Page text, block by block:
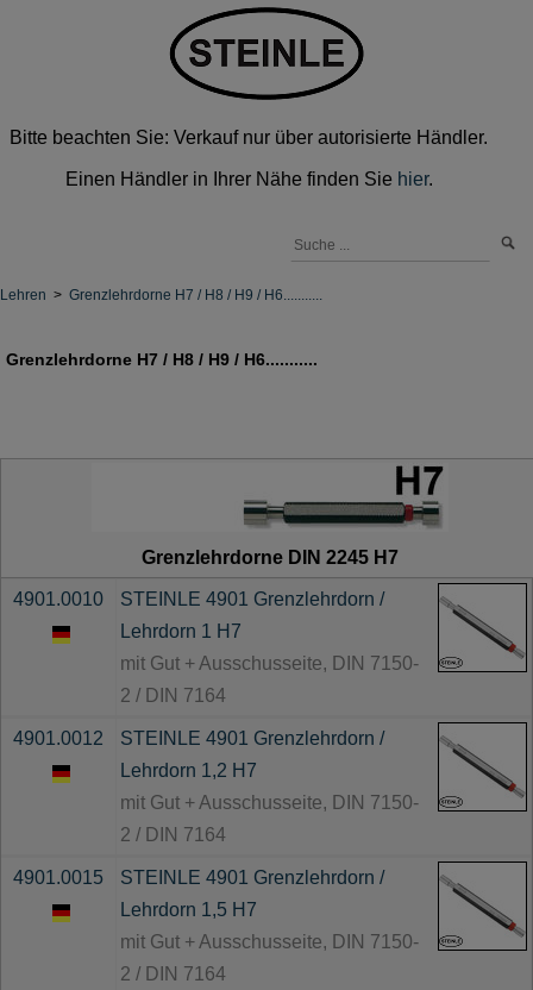
Bitte beachten Sie: Verkauf nur über autorisierte Händler.
Einen Händler in Ihrer Nähe finden Sie hier.
Lehren > Grenzlehrdorne H7 / H8 / H9 / H6...........
Grenzlehrdorne H7 / H8 / H9 / H6...........
Grenzlehrdorne DIN 2245 H7
4901.0010
STEINLE 4901 Grenzlehrdorn /
Lehrdorn 1 H7
mit Gut + Ausschusseite, DIN 7150-
2 / DIN 7164
4901.0012
STEINLE 4901 Grenzlehrdorn /
Lehrdorn 1,2 H7
mit Gut + Ausschusseite, DIN 7150-
2 / DIN 7164
4901.0015
STEINLE 4901 Grenzlehrdorn /
Lehrdorn 1,5 H7
mit Gut + Ausschusseite, DIN 7150-
2 / DIN 7164